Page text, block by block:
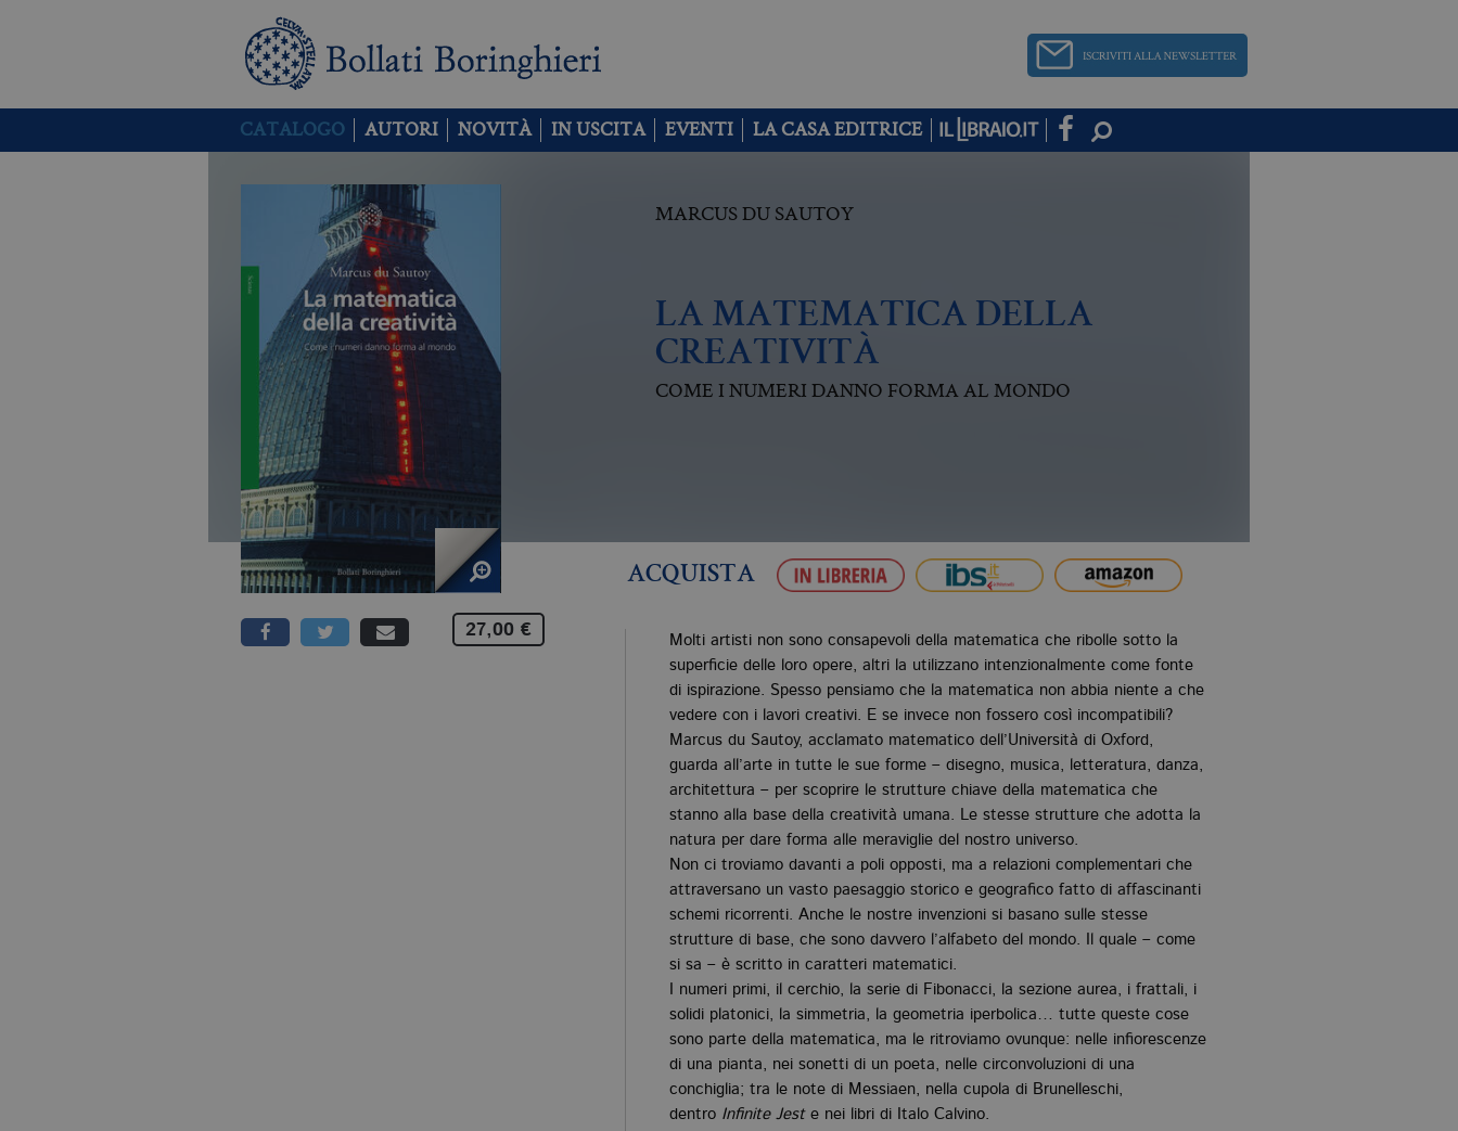
CATALOGO AUTORI NOVITÀ IN USCITA EVENTI LA CASA EDITRICE
27,00 €
MARCUS DU SAUTOY
LA MATEMATICA DELLA
CREATIVITÀ
COME I NUMERI DANNO FORMA AL MONDO
ACQUISTA
Molti artisti non sono consapevoli della matematica che ribolle sotto la
superficie delle loro opere, altri la utilizzano intenzionalmente come fonte
di ispirazione. Spesso pensiamo che la matematica non abbia niente a che
vedere con i lavori creativi. E se invece non fossero così incompatibili?
Marcus du Sautoy, acclamato matematico dell’Università di Oxford,
guarda all’arte in tutte le sue forme – disegno, musica, letteratura, danza,
architettura – per scoprire le strutture chiave della matematica che
stanno alla base della creatività umana. Le stesse strutture che adotta la
natura per dare forma alle meraviglie del nostro universo.
Non ci troviamo davanti a poli opposti, ma a relazioni complementari che
attraversano un vasto paesaggio storico e geografico fatto di affascinanti
schemi ricorrenti. Anche le nostre invenzioni si basano sulle stesse
strutture di base, che sono davvero l’alfabeto del mondo. Il quale – come
si sa – è scritto in caratteri matematici.
I numeri primi, il cerchio, la serie di Fibonacci, la sezione aurea, i frattali, i
solidi platonici, la simmetria, la geometria iperbolica… tutte queste cose
sono parte della matematica, ma le ritroviamo ovunque: nelle infiorescenze
di una pianta, nei sonetti di un poeta, nelle circonvoluzioni di una
conchiglia; tra le note di Messiaen, nella cupola di Brunelleschi,
dentro Infinite Jeste nei libri di Italo Calvino.